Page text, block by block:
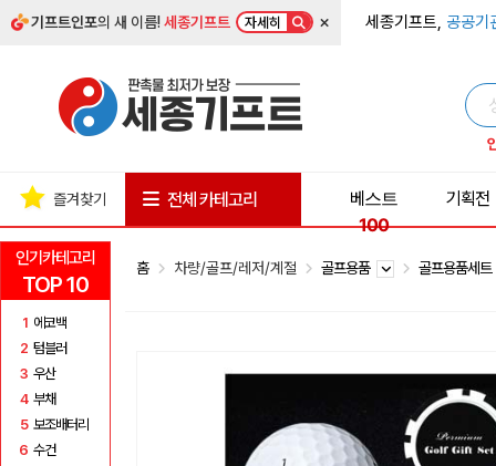
기프트인포의 새 이름!세종기프트 자세히 × 세종기프트, 공공기
인기카테고리
TOP 10
1 에코백
2 텀블러
3 우산
4 부채
5 보조배터리
6 수건
즐겨찾기 전체 카테고리
베스트
100
기획전
홈 차량/골프/레저/계절 골프용품 골프용품세